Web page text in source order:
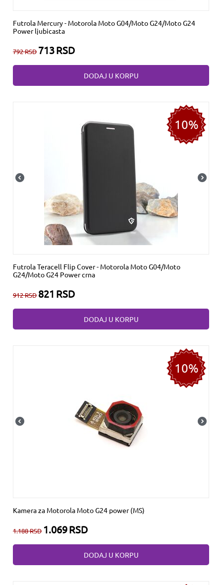
Futrola Mercury - Motorola Moto G04/Moto G24/Moto G24
Power ljubicasta
792RSD 713RSD
DODAJ U KORPU
10%
Futrola Teracell Flip Cover - Motorola Moto G04/Moto
G24/Moto G24 Power crna
912RSD 821 RSD
DODAJ U KORPU
10%
Kamera za Motorola Moto G24 power (MS)
1.188RSD 1.069RSD
DODAJ U KORPU